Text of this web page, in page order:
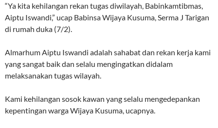
“Ya kita kehilangan rekan tugas diwilayah, Babinkamtibmas,
Aiptu Iswandi,” ucap Babinsa Wijaya Kusuma, Serma J Tarigan
di rumah duka (7/2).
Almarhum Aiptu Iswandi adalah sahabat dan rekan kerja kami
yang sangat baik dan selalu mengingatkan didalam
melaksanakan tugas wilayah.
Kami kehilangan sosok kawan yang selalu mengedepankan
kepentingan warga Wijaya Kusuma, ucapnya.